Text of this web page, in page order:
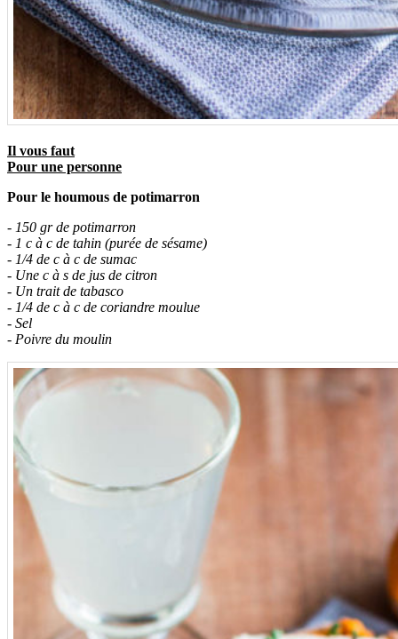
Il vous faut
Pour une personne
Pour le houmous de potimarron
- 150 gr de potimarron
- 1 c à c de tahin (purée de sésame)
- 1/4 de c à c de sumac
- Une c à s de jus de citron
- Un trait de tabasco
- 1/4 de c à c de coriandre moulue
- Sel
- Poivre du moulin